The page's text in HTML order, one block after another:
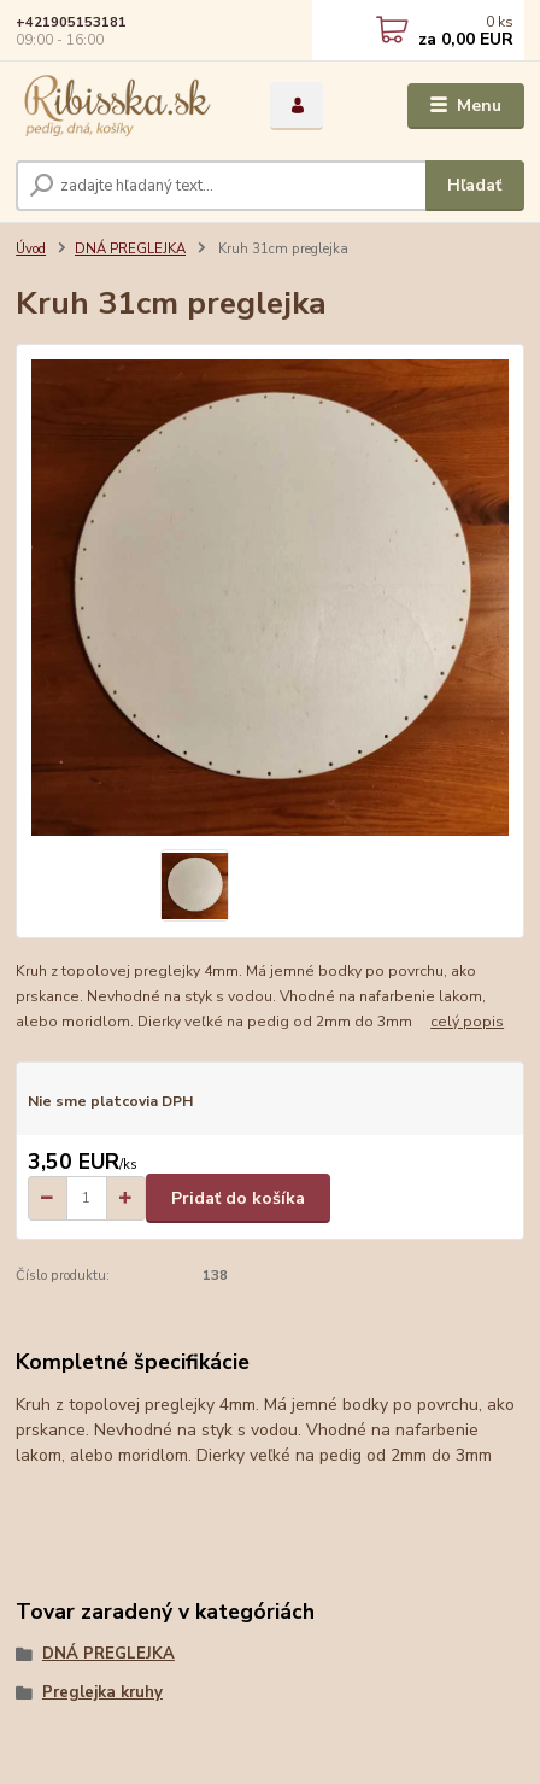
Menu
Hľadať
+421905153181
09:00 - 16:00
0 ks
za 0,00 EUR
Úvod DNÁ PREGLEJKA Kruh 31cm preglejka
Kruh 31cm preglejka
Kruh z topolovej preglejky 4mm. Má jemné bodky po povrchu, ako
prskance. Nevhodné na styk s vodou. Vhodné na nafarbenie lakom,
alebo moridlom. Dierky veľké na pedig od 2mm do 3mm celý popis
Nie sme platcovia DPH
3,50 EUR/ks
Pridať do košíka
Číslo produktu: 138
Kompletné špecifikácie
Kruh z topolovej preglejky 4mm. Má jemné bodky po povrchu, ako
prskance. Nevhodné na styk s vodou. Vhodné na nafarbenie
lakom, alebo moridlom. Dierky veľké na pedig od 2mm do 3mm
Tovar zaradený v kategóriách
DNÁ PREGLEJKA
Preglejka kruhy